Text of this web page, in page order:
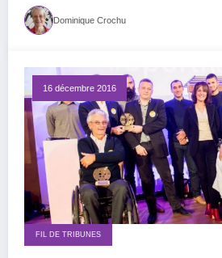
Dominique Crochu
16 décembre 2016
FIL DE TRIBUNES